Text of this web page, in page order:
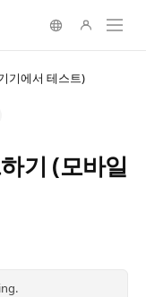
기에서 테스트)
기 (모바일